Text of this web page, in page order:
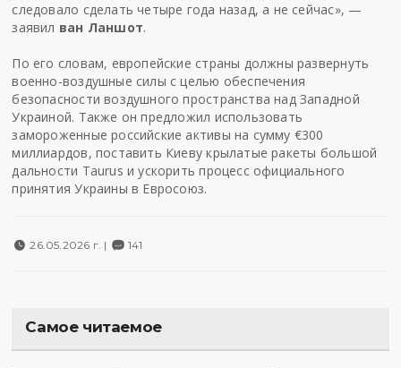
следовало сделать четыре года назад, а не сейчас», —
заявил ван Ланшот.
По его словам, европейские страны должны развернуть
военно-воздушные силы с целью обеспечения
безопасности воздушного пространства над Западной
Украиной. Также он предложил использовать
замороженные российские активы на сумму €300
миллиардов, поставить Киеву крылатые ракеты большой
дальности Taurus и ускорить процесс официального
принятия Украины в Евросоюз.
26.05.2026 г. | 141
Самое читаемое